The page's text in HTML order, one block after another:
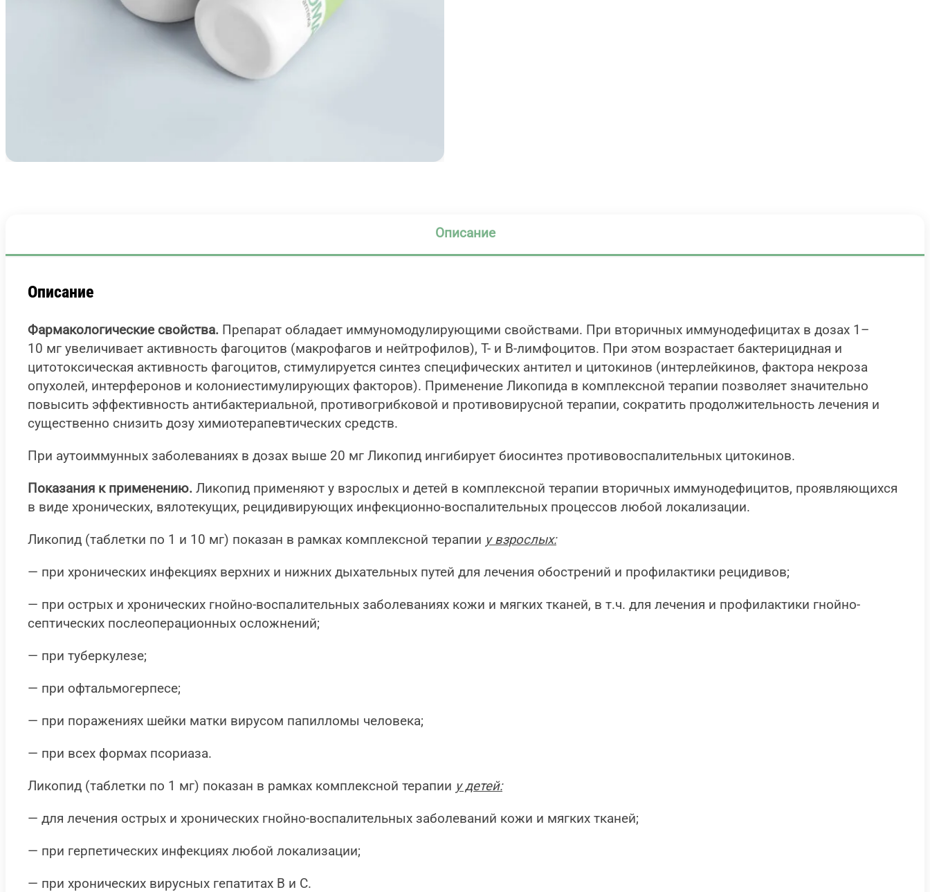
Описание
Описание
Фармакологические свойства. Препарат обладает иммуномодулирующими свойствами. При вторичных иммунодефицитах в дозах 1–
10 мг увеличивает активность фагоцитов (макрофагов и нейтрофилов), T- и B-лимфоцитов. При этом возрастает бактерицидная и
цитотоксическая активность фагоцитов, стимулируется синтез специфических антител и цитокинов (интерлейкинов, фактора некроза
опухолей, интерферонов и колониестимулирующих факторов). Применение Ликопида в комплексной терапии позволяет значительно
повысить эффективность антибактериальной, противогрибковой и противовирусной терапии, сократить продолжительность лечения и
существенно снизить дозу химиотерапевтических средств.
При аутоиммунных заболеваниях в дозах выше 20 мг Ликопид ингибирует биосинтез противовоспалительных цитокинов.
Показания к применению. Ликопид применяют у взрослых и детей в комплексной терапии вторичных иммунодефицитов, проявляющихся
в виде хронических, вялотекущих, рецидивирующих инфекционно-воспалительных процессов любой локализации.
Ликопид (таблетки по 1 и 10 мг) показан в рамках комплексной терапии у взрослых:
— при хронических инфекциях верхних и нижних дыхательных путей для лечения обострений и профилактики рецидивов;
— при острых и хронических гнойно-воспалительных заболеваниях кожи и мягких тканей, в т.ч. для лечения и профилактики гнойно-
септических послеоперационных осложнений;
— при туберкулезе;
— при офтальмогерпесе;
— при поражениях шейки матки вирусом папилломы человека;
— при всех формах псориаза.
Ликопид (таблетки по 1 мг) показан в рамках комплексной терапии у детей:
— для лечения острых и хронических гнойно-воспалительных заболеваний кожи и мягких тканей;
— при герпетических инфекциях любой локализации;
— при хронических вирусных гепатитах B и C.